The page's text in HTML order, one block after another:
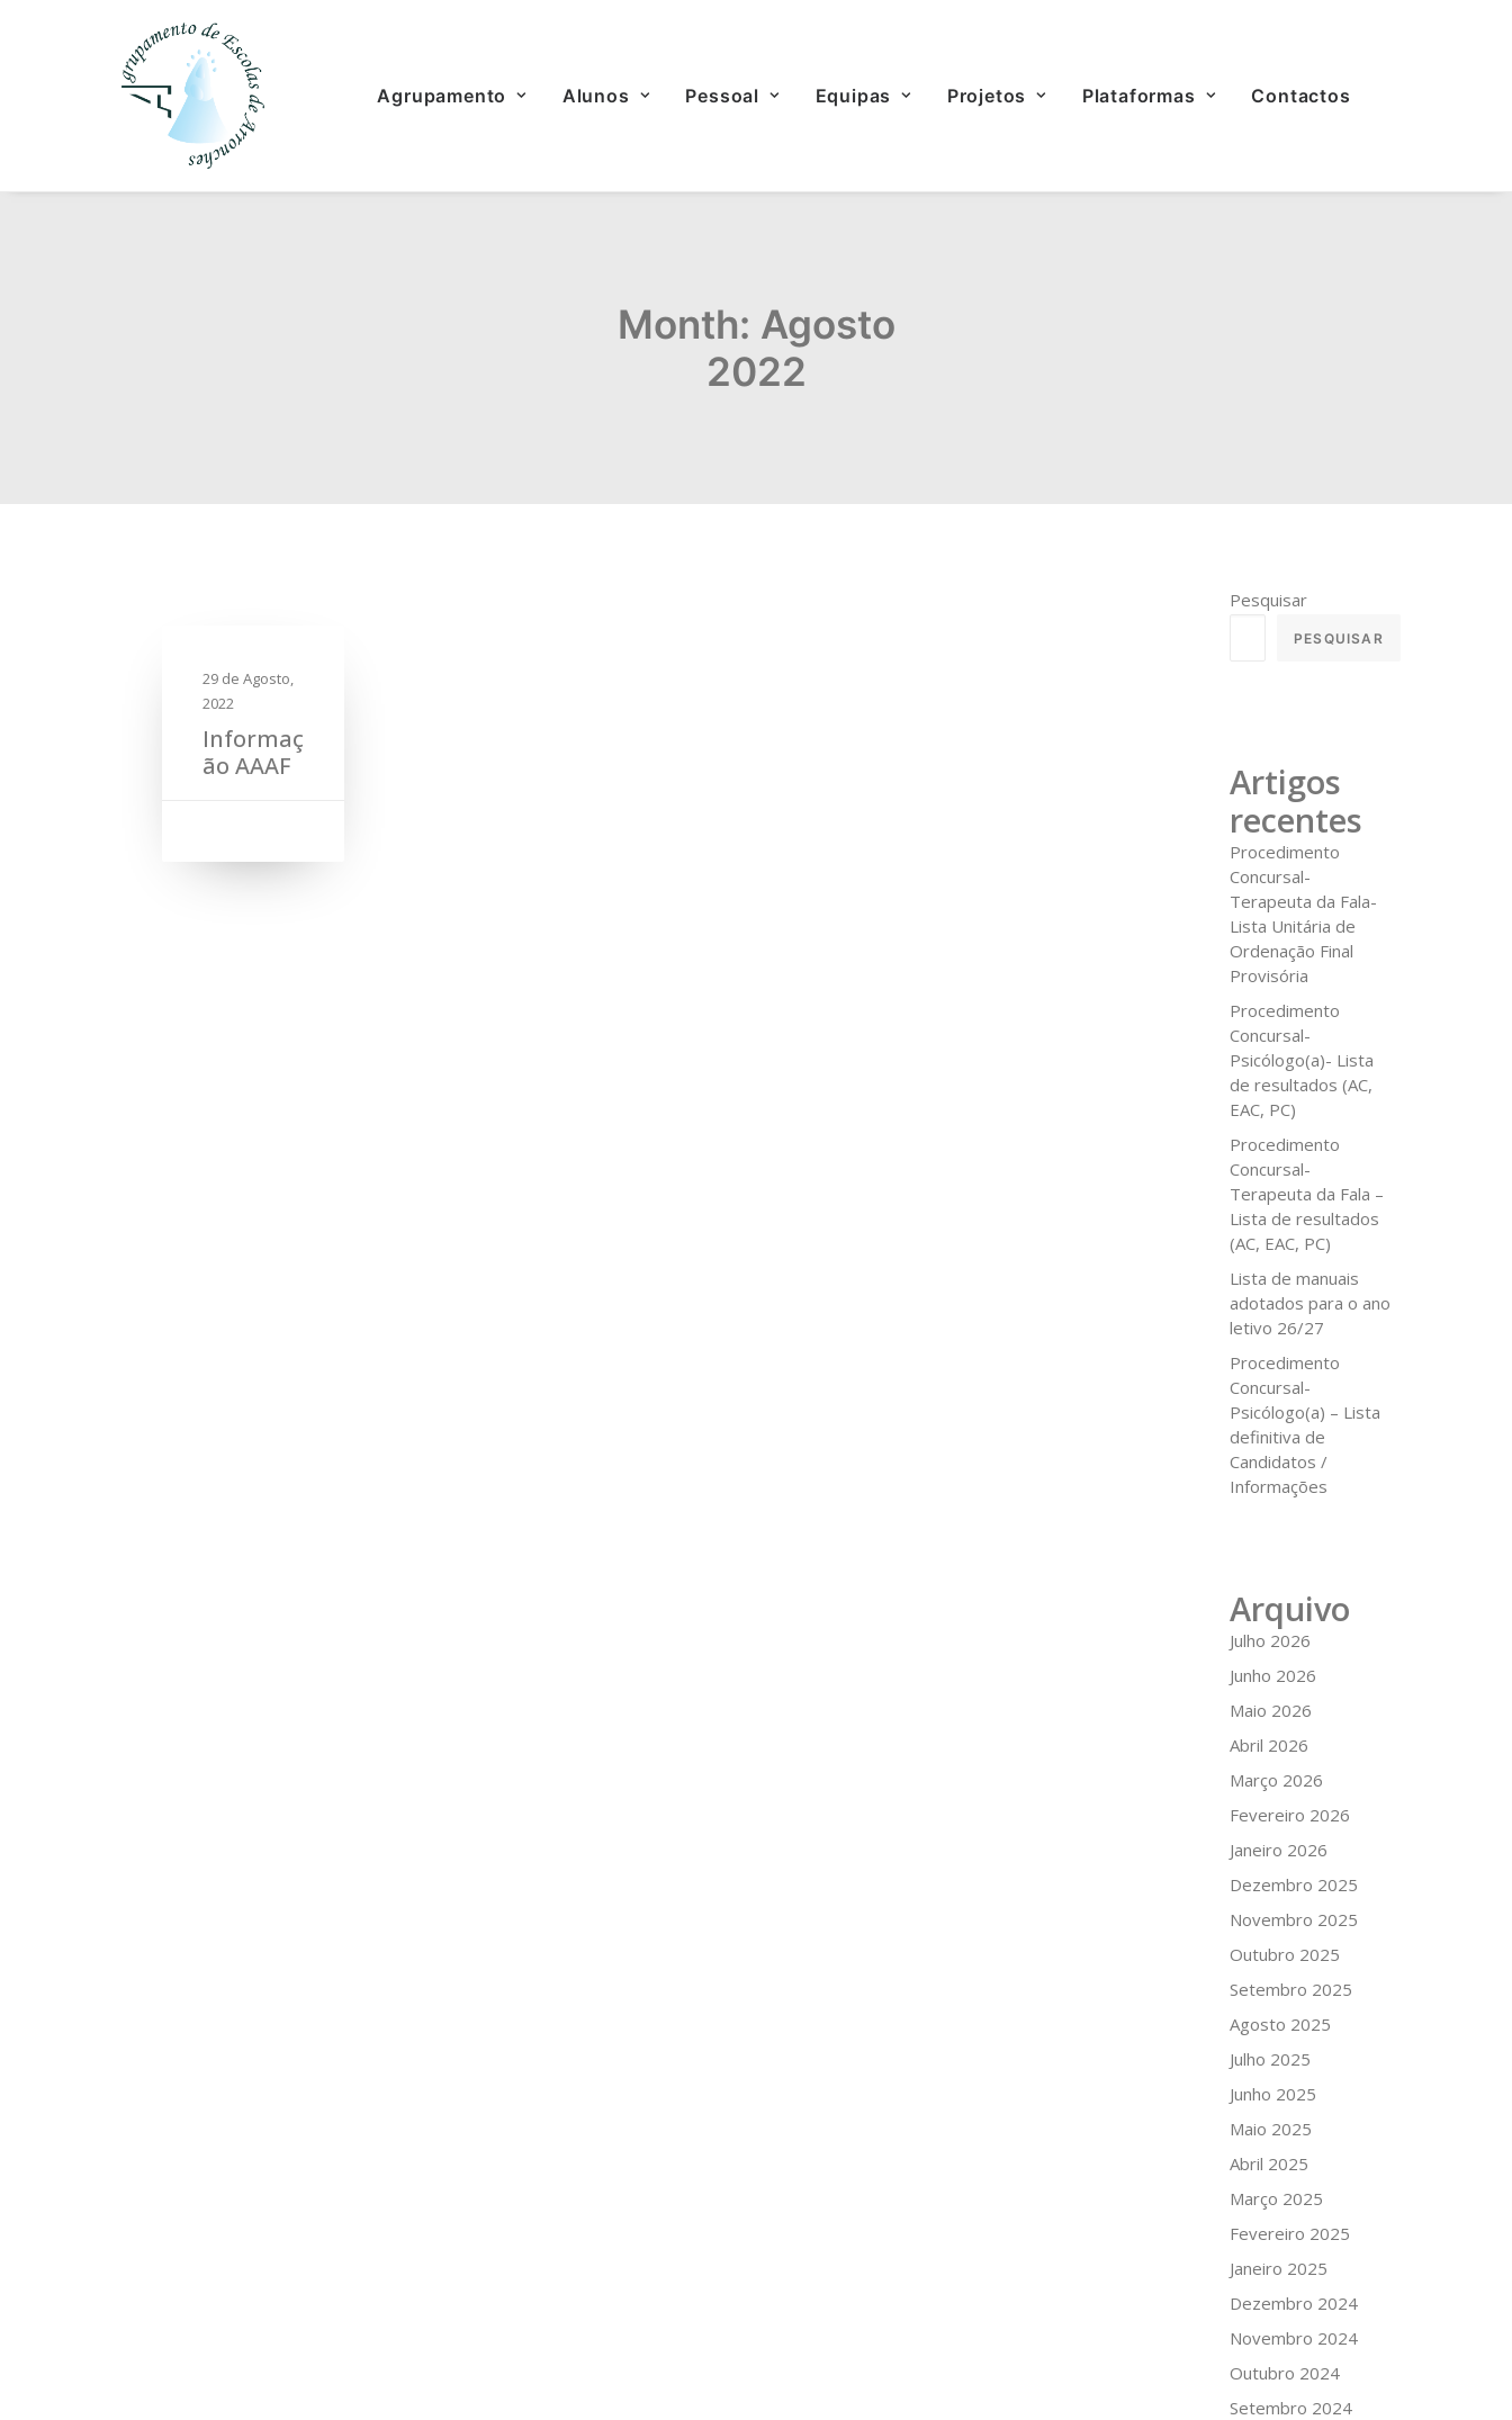
Agrupamento Alunos Pessoal Equipas Projetos Plataformas Contactos
Month: Agosto
2022
29 de Agosto,
2022
Informaç
ão AAAF
Pesquisar
PESQUISAR
Artigos
recentes
Procedimento
Concursal-
Terapeuta da Fala-
Lista Unitária de
Ordenação Final
Provisória
Procedimento
Concursal-
Psicólogo(a)- Lista
de resultados (AC,
EAC, PC)
Procedimento
Concursal-
Terapeuta da Fala –
Lista de resultados
(AC, EAC, PC)
Lista de manuais
adotados para o ano
letivo 26/27
Procedimento
Concursal-
Psicólogo(a) – Lista
definitiva de
Candidatos /
Informações
Arquivo
Julho 2026
Junho 2026
Maio 2026
Abril 2026
Março 2026
Fevereiro 2026
Janeiro 2026
Dezembro 2025
Novembro 2025
Outubro 2025
Setembro 2025
Agosto 2025
Julho 2025
Junho 2025
Maio 2025
Abril 2025
Março 2025
Fevereiro 2025
Janeiro 2025
Dezembro 2024
Novembro 2024
Outubro 2024
Setembro 2024